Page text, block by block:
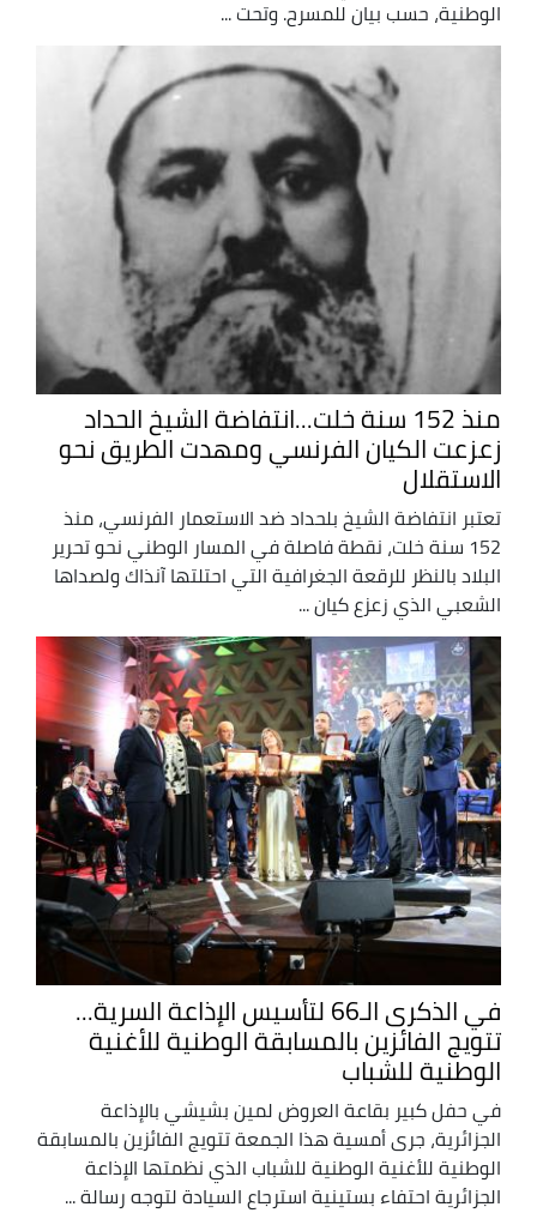
الوطنية، حسب بيان للمسرح. وتحت ...
منذ 152 سنة خلت...انتفاضة الشيخ الحداد
زعزعت الكيان الفرنسي ومهدت الطريق نحو
الاستقلال
تعتبر انتفاضة الشيخ بلحداد ضد الاستعمار الفرنسي، منذ
152 سنة خلت، نقطة فاصلة في المسار الوطني نحو تحرير
البلاد بالنظر للرقعة الجغرافية التي احتلتها آنذاك ولصداها
الشعبي الذي زعزع كيان ...
في الذكرى الـ66 لتأسيس الإذاعة السرية...
تتويج الفائزين بالمسابقة الوطنية للأغنية
الوطنية للشباب
في حفل كبير بقاعة العروض لمين بشيشي بالإذاعة
الجزائرية، جرى أمسية هذا الجمعة تتويج الفائزين بالمسابقة
الوطنية للأغنية الوطنية للشباب الذي نظمتها الإذاعة
الجزائرية احتفاء بستينية استرجاع السيادة لتوجه رسالة ...